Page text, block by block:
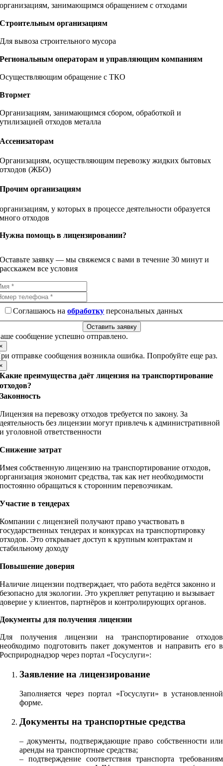
организациям, занимающимся обращением с отходами
Строительным организациям
Для вывоза строительного мусора
Региональным операторам и управляющим компаниям
Осуществляющим обращение с ТКО
Втормет
Организациям, занимающимся сбором, обработкой и
утилизацией отходов металла
Ассенизаторам
Организациям, осуществляющим перевозку жидких бытовых
отходов (ЖБО)
Прочим организациям
организациям, у которых в процессе деятельности образуется
много отходов
Нужна помощь в лицензировании?
Оставьте заявку — мы свяжемся с вами в течение 30 минут и
расскажем все условия
Соглашаюсь наобработку персональных данных
Оставить заявку
сообщение успешно отправлено.
отправке сообщения возникла ошибка. Попробуйте еще раз.
Какие преимущества даёт лицензия на транспортирование
отходов?
Законность
Лицензия на перевозку отходов требуется по закону. За
деятельность без лицензии могут привлечь к административной
и уголовной ответственности
Снижение затрат
Имея собственную лицензию на транспортирование отходов,
организация экономит средства, так как нет необходимости
постоянно обращаться к сторонним перевозчикам.
Участие в тендерах
Компании с лицензией получают право участвовать в
государственных тендерах и конкурсах на транспортировку
отходов. Это открывает доступ к крупным контрактам и
стабильному доходу
Повышение доверия
Наличие лицензии подтверждает, что работа ведётся законно и
безопасно для экологии. Это укрепляет репутацию и вызывает
доверие у клиентов, партнёров и контролирующих органов.
Документы для получения лицензии
Для получения лицензии на транспортирование отходов
необходимо подготовить пакет документов и направить его в
Росприроднадзор через портал «Госуслуги»:
Заявление на лицензирование
Заполняется через портал «Госуслуги» в установленной
форме.
Документы на транспортные средства
– документы, подтверждающие право собственности или
аренды на транспортные средства;
– подтверждение соответствия транспорта требованиям